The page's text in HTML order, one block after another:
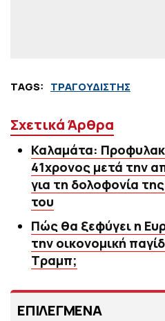
TAGS: ΤΡΑΓΟΥΔΙΣΤΗΣ
Σχετικά Άρθρα
Καλαμάτα:
41χρονος μετά την
για τη δολοφονία
του
Πώς θα ξεφύγει η
την οικονομική
Τραμπ;
ΕΠΙΛΕΓΜΕΝΑ